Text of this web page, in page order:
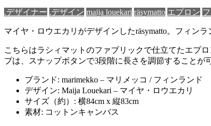
.デザイナー .デザイン maija louekari räsymatto エプロン
マイヤ・ロウエカリがデザインしたräsymatto。フィン
こちらはラシィマットのファブリックで仕立てたエプ
プは、スナップボタンで3段階に長さを調節することが
ブランド: marimekko – マリメッコ / フィンランド
デザイン: Maija Louekari – マイヤ・ロウエカリ
サイズ（約）: 横84cm x 縦83cm
素材: コットンキャンバス